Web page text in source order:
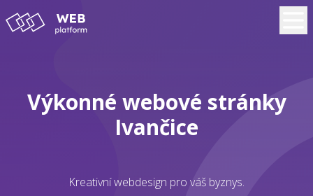
Výkonné webové stránky
Ivančice
Kreativní webdesign pro váš byznys.